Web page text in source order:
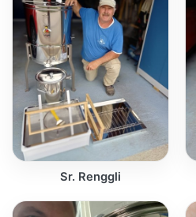
Sr. Renggli